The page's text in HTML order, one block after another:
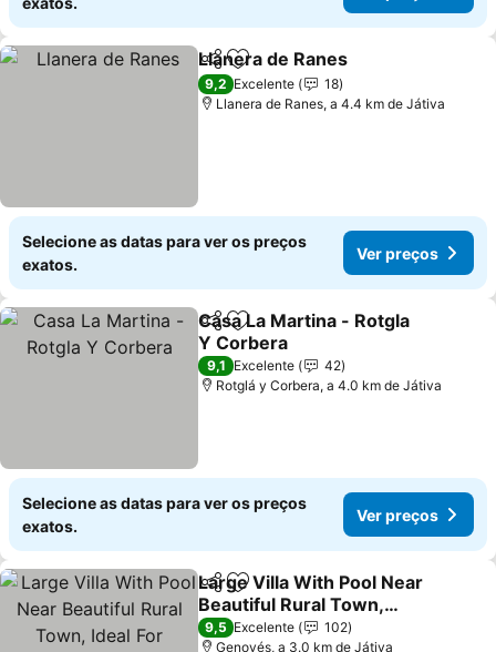
PartilharAdicionar aos favoritos
Llanera de Ranes
9,2 Excelente
18
Llanera de Ranes, a 4.4 km de Játiva
Selecione as datas para ver os preços
exatos.
Ver preços
PartilharAdicionar aos favoritos
Casa La Martina - Rotgla
Y Corbera
9,1 Excelente
42
Rotglá y Corbera, a 4.0 km de Játiva
Selecione as datas para ver os preços
exatos.
Ver preços
PartilharAdicionar aos favoritos
Large Villa With Pool Near
Beautiful Rural Town,
Ideal For Families Or
9,5 Excelente
102
Genovés, a 3.0 km de Játiva